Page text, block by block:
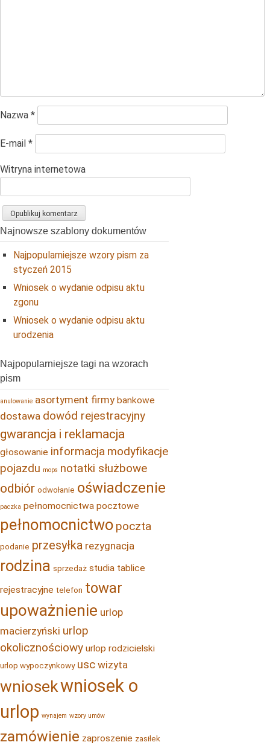
Nazwa *
E-mail *
Witryna internetowa
Najnowsze szablony dokumentów
Najpopularniejsze wzory pism za
styczeń 2015
Wniosek o wydanie odpisu aktu
zgonu
Wniosek o wydanie odpisu aktu
urodzenia
Najpopularniejsze tagi na wzorach
pism
anulowanie asortyment firmy bankowe
dostawa dowód rejestracyjny
gwarancja i reklamacja
głosowanie informacja modyfikacje
pojazdu mops notatki służbowe
odbiór odwołanie oświadczenie
paczka pełnomocnictwa pocztowe
pełnomocnictwo poczta
podanie przesyłka rezygnacja
rodzina sprzedaż studia tablice
rejestracyjne telefon towar
upoważnienie urlop
macierzyński urlop
okolicznościowy urlop rodzicielski
urlop wypoczynkowy usc wizyta
wniosekwniosek o
urlop wynajem wzory umów
zamówienie zaproszenie zasiłek